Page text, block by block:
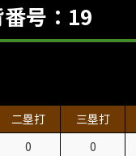
号：19
二塁打 三塁打
0 0